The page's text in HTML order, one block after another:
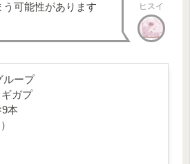
1.2㎎ 1.6㎎
1.1㎎
う可能性があります
ヒスイ
ループ
ガプ
本